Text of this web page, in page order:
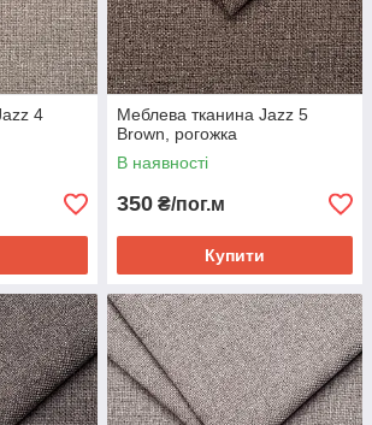
4
Меблева тканина Jazz 5
Brown, рогожка
В наявності
350 ₴/пог.м
Купити